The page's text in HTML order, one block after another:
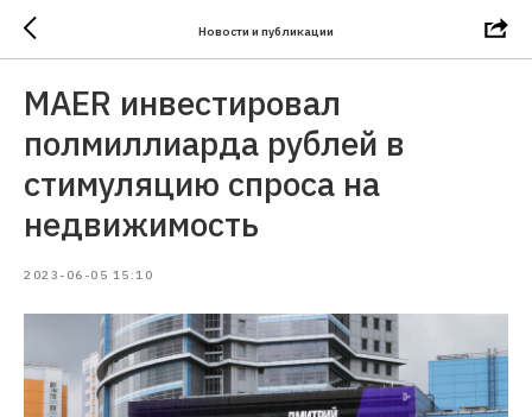
Новости и публикации
MAER инвестировал
полмиллиарда рублей в
стимуляцию спроса на
недвижимость
2023-06-05 15:10